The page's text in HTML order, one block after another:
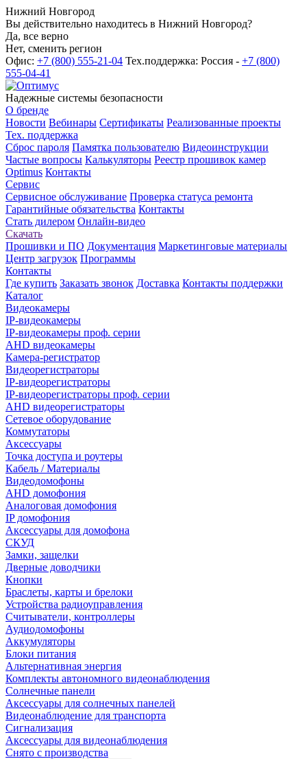
Нижний Новгород
Вы действительно находитесь в Нижний Новгород?
Да, все верно
Нет, сменить регион
Офис: +7 (800) 555-21-04 Тех.поддержка: Россия - +7 (800)
555-04-41
Надежные системы безопасности
О бренде
Новости Вебинары Сертификаты Реализованные проекты
Тех. поддержка
Сброс пароля Памятка пользователю Видеоинструкции
Частые вопросы Калькуляторы Реестр прошивок камер
Optimus Контакты
Сервис
Сервисное обслуживание Проверка статуса ремонта
Гарантийные обязательства Контакты
Стать дилером Онлайн-видео
Скачать
Прошивки и ПО Документация Маркетинговые материалы
Центр загрузок Программы
Контакты
Где купить Заказать звонок Доставка Контакты поддержки
Каталог
Видеокамеры
IP-видеокамеры
IP-видеокамеры проф. серии
AHD видеокамеры
Камера-регистратор
Видеорегистраторы
IP-видеорегистраторы
IP-видеорегистраторы проф. серии
AHD видеорегистраторы
Сетевое оборудование
Коммутаторы
Аксессуары
Точка доступа и роутеры
Кабель / Материалы
Видеодомофоны
AHD домофония
Аналоговая домофония
IP домофония
Аксессуары для домофона
СКУД
Замки, защелки
Дверные доводчики
Кнопки
Браслеты, карты и брелоки
Устройства радиоуправления
Считыватели, контроллеры
Аудиодомофоны
Аккумуляторы
Блоки питания
Альтернативная энергия
Комплекты автономного видеонаблюдения
Солнечные панели
Аксессуары для солнечных панелей
Видеонаблюдение для транспорта
Сигнализация
Аксессуары для видеонаблюдения
Снято с производства